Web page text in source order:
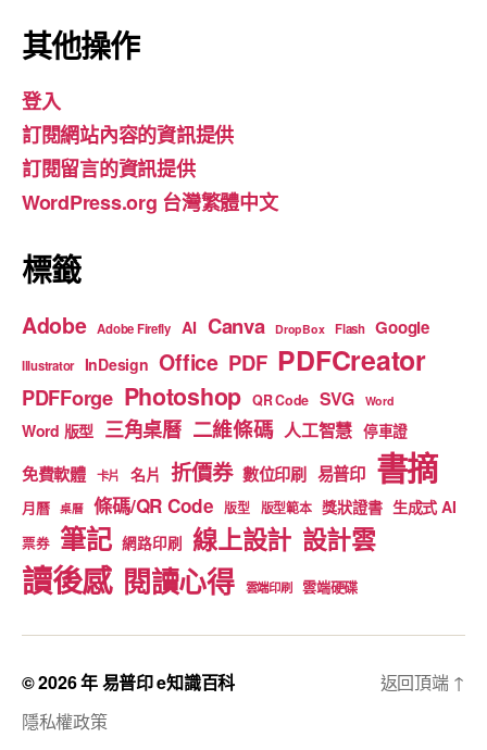
c
b
o
o
k
a
gr
a
m
u
b
e
其他操作
登入
訂閱網站內容的資訊提供
訂閱留言的資訊提供
WordPress.org 台灣繁體中文
標籤
Adobe Adobe Firefly AI Canva DropBox Flash Google
Illustrator InDesign Office PDF PDFCreator
PDFForge Photoshop QR Code SVG Word
Word 版型 三角桌曆 二維條碼 人工智慧 停車證
免費軟體 卡片 名片 折價券 數位印刷 易普印 書摘
月曆 桌曆 條碼/QR Code 版型 版型範本 獎狀證書 生成式 AI
票券 筆記 網路印刷 線上設計 設計雲
讀後感 閱讀心得 雲端印刷 雲端硬碟
© 2026 年易普印 e知識百科
隱私權政策
返回頂端 ↑